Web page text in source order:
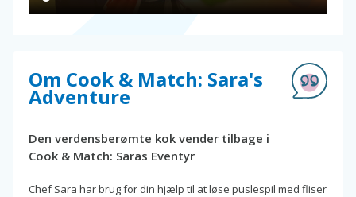
Om Cook & Match: Sara's
Adventure
Den verdensberømte kok vender tilbage i
Cook & Match: Saras Eventyr
Chef Sara har brug for din hjælp til at løse puslespil med fliser